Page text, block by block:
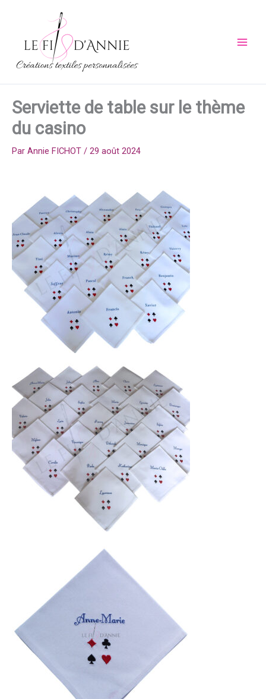
Serviette de table sur le thème
du casino
Par Annie FICHOT / 29 août 2024